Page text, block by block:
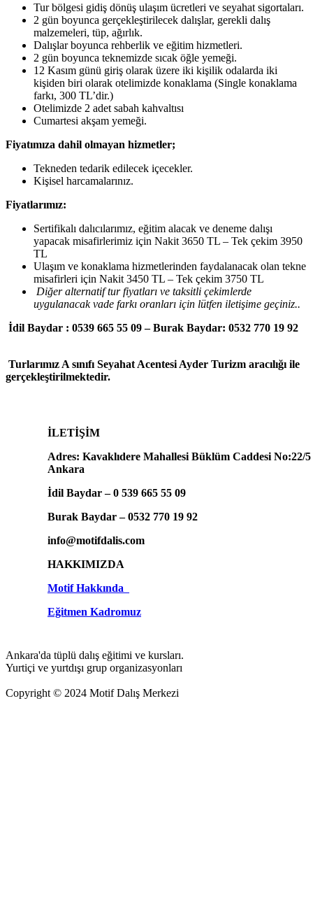
Tur bölgesi gidiş dönüş ulaşım ücretleri ve seyahat sigortaları.
2 gün boyunca gerçekleştirilecek dalışlar, gerekli dalış
malzemeleri, tüp, ağırlık.
Dalışlar boyunca rehberlik ve eğitim hizmetleri.
2 gün boyunca teknemizde sıcak öğle yemeği.
12 Kasım günü giriş olarak üzere iki kişilik odalarda iki
kişiden biri olarak otelimizde konaklama (Single konaklama
farkı, 300 TL’dir.)
Otelimizde 2 adet sabah kahvaltısı
Cumartesi akşam yemeği.
Fiyatımıza dahil olmayan hizmetler;
Tekneden tedarik edilecek içecekler.
Kişisel harcamalarınız.
Fiyatlarımız:
Sertifikalı dalıcılarımız, eğitim alacak ve deneme dalışı
yapacak misafirlerimiz için Nakit 3650 TL – Tek çekim 3950
TL
Ulaşım ve konaklama hizmetlerinden faydalanacak olan tekne
misafirleri için Nakit 3450 TL – Tek çekim 3750 TL
Diğer alternatif tur fiyatları ve taksitli çekimlerde
uygulanacak vade farkı oranları için lütfen iletişime geçiniz..
İdil Baydar : 0539 665 55 09 – Burak Baydar: 0532 770 19 92
Turlarımız A sınıfı Seyahat Acentesi Ayder Turizm aracılığı ile
gerçekleştirilmektedir.
İLETİŞİM
Adres: Kavaklıdere Mahallesi Büklüm Caddesi No:22/5
Ankara
İdil Baydar – 0 539 665 55 09
Burak Baydar – 0532 770 19 92
info@motifdalis.com
HAKKIMIZDA
Motif Hakkında
Eğitmen Kadromuz
Ankara'da tüplü dalış eğitimi ve kursları.
Yurtiçi ve yurtdışı grup organizasyonları
Copyright © 2024 Motif Dalış Merkezi